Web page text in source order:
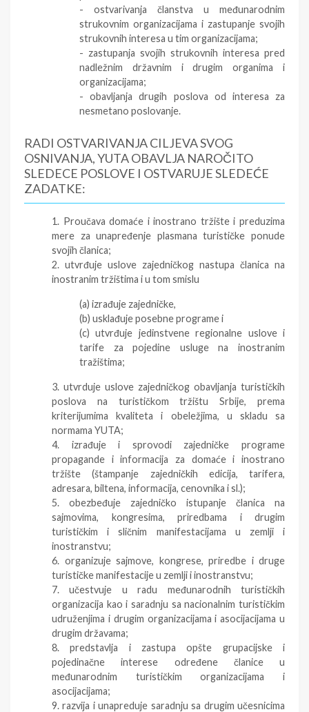
- ostvarivanja članstva u međunarodnim
strukovnim organizacijama i zastupanje svojih
strukovnih interesa u tim organizacijama;
- zastupanja svojih strukovnih interesa pred
nadležnim državnim i drugim organima i
organizacijama;
- obavljanja drugih poslova od interesa za
nesmetano poslovanje.
RADI OSTVARIVANJA CILJEVA SVOG
OSNIVANJA, YUTA OBAVLJA NAROČITO
SLEDECE POSLOVE I OSTVARUJE SLEDEĆE
ZADATKE:
1. Proučava domaće i inostrano tržište i preduzima
mere za unapređenje plasmana turističke ponude
svojih članica;
2. utvrđuje uslove zajedničkog nastupa članica na
inostranim tržištima i u tom smislu
(a) izrađuje zajedničke,
(b) usklađuje posebne programe i
(c) utvrđuje jedinstvene regionalne uslove i
tarife za pojedine usluge na inostranim
tražištima;
3. utvrduje uslove zajedničkog obavljanja turističkih
poslova na turističkom tržištu Srbije, prema
kriterijumima kvaliteta i obeležjima, u skladu sa
normama YUTA;
4. izrađuje i sprovodi zajedničke programe
propagande i informacija za domaće i inostrano
tržište (štampanje zajedničkih edicija, tarifera,
adresara, biltena, informacija, cenovnika i sl.);
5. obezbeđuje zajedničko istupanje članica na
sajmovima, kongresima, priredbama i drugim
turističkim i sličnim manifestacijama u zemlji i
inostranstvu;
6. organizuje sajmove, kongrese, priredbe i druge
turističke manifestacije u zemlji i inostranstvu;
7. učestvuje u radu međunarodnih turističkih
organizacija kao i saradnju sa nacionalnim turističkim
udruženjima i drugim organizacijama i asocijacijama u
drugim državama;
8. predstavlja i zastupa opšte grupacijske i
pojedinačne interese određene članice u
međunarodnim turističkim organizacijama i
asocijacijama;
9. razvija i unapreduje saradnju sa drugim učesnicima